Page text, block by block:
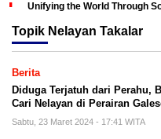
Unifying the World Through
Topik Nelayan Takalar
Berita
Diduga Terjatuh dari Perahu,
Cari Nelayan di Perairan
Sabtu, 23 Maret 2024 - 17:41 WITA